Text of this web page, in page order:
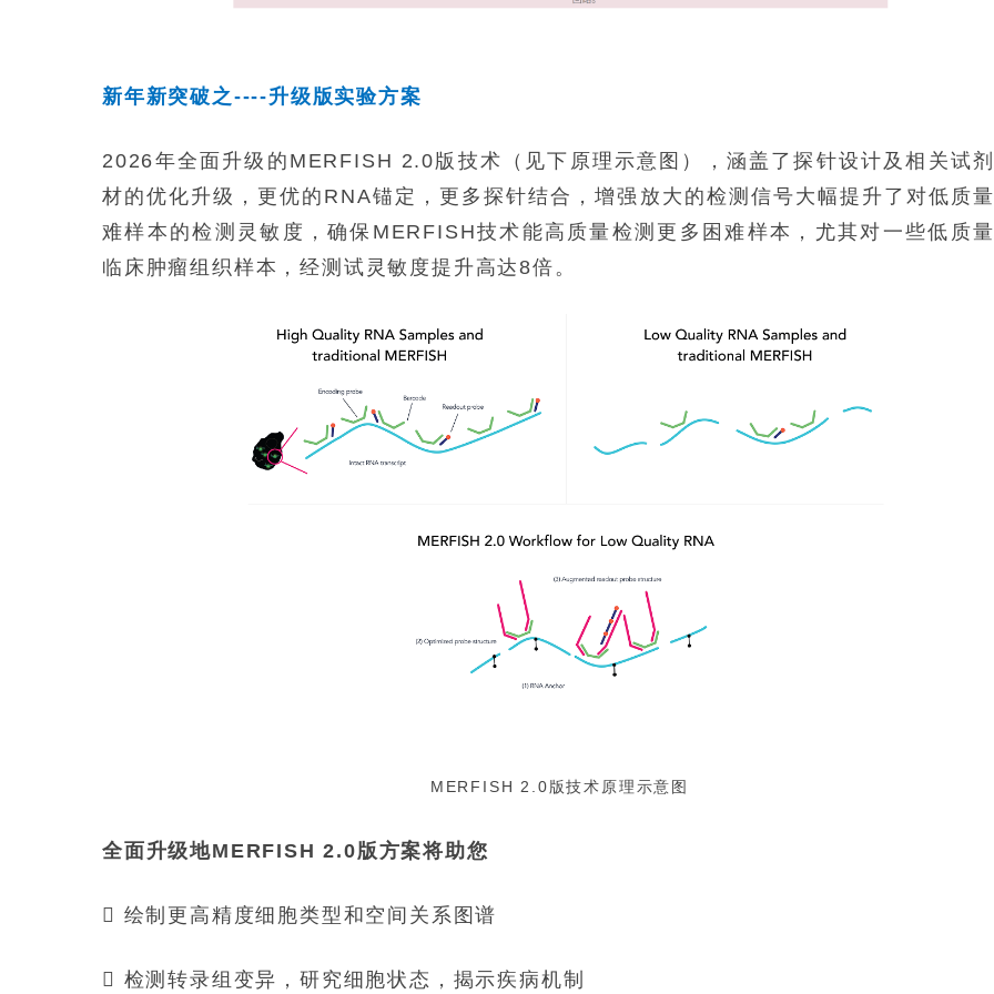
新年新突破之----升级版实验方案
2026年全面升级的MERFISH 2.0版技术（见下原理示意图），涵盖了探针设计及相关试
材的优化升级，更优的RNA锚定，更多探针结合，增强放大的检测信号大幅提升了对低质量
难样本的检测灵敏度，确保MERFISH技术能高质量检测更多困难样本，尤其对一些低质
临床肿瘤组织样本，经测试灵敏度提升高达8倍。
MERFISH 2.0版技术原理示意图
全面升级地MERFISH 2.0版方案将助您
 绘制更高精度细胞类型和空间关系图谱
 检测转录组变异，研究细胞状态，揭示疾病机制